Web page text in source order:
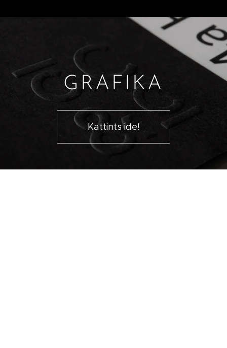
GRAFIKA
Kattints ide!